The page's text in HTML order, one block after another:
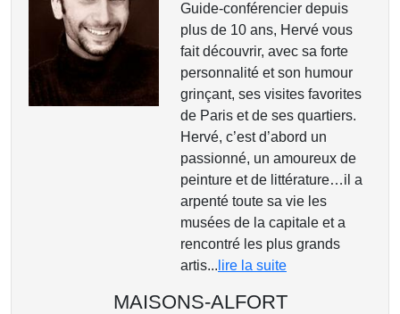
Guide-conférencier depuis
plus de 10 ans, Hervé vous
fait découvrir, avec sa forte
personnalité et son humour
grinçant, ses visites favorites
de Paris et de ses quartiers.
Hervé, c’est d’abord un
passionné, un amoureux de
peinture et de littérature…il a
arpenté toute sa vie les
musées de la capitale et a
rencontré les plus grands
artis... lire la suite
MAISONS-ALFORT